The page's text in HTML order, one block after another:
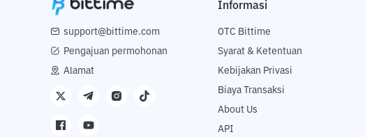
support@bittime.com
Pengajuan permohonan
Alamat
Informasi
OTC Bittime
Syarat & Ketentuan
Kebijakan Privasi
Biaya Transaksi
About Us
API